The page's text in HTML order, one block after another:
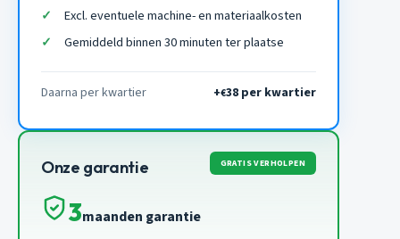
Excl. eventuele machine- en materiaalkosten
Gemiddeld binnen 30 minuten ter plaatse
Daarna per kwartier +€38 per kwartier
Onze garantie GRATIS VERHOLPEN
3maanden garantie